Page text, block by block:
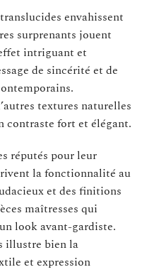
envahissent
surprenants jouent
intriguant et
de sincérité et de
textures naturelles
contraste fort et élégant.
réputés pour leur
la fonctionnalité au
et des finitions
maîtresses qui
look avant-gardiste.
illustre bien la
et expression